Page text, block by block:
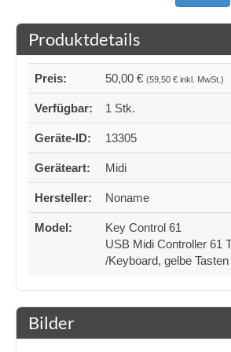
Produktdetails
Preis: 50,00 € (59,50 € inkl. MwSt.)
Verfügbar: 1 Stk.
Geräte-ID: 13305
Geräteart: Midi
Hersteller: Noname
Model:
Key Control 61
USB Midi Controller 61
/Keyboard, gelbe Tasten
Bilder